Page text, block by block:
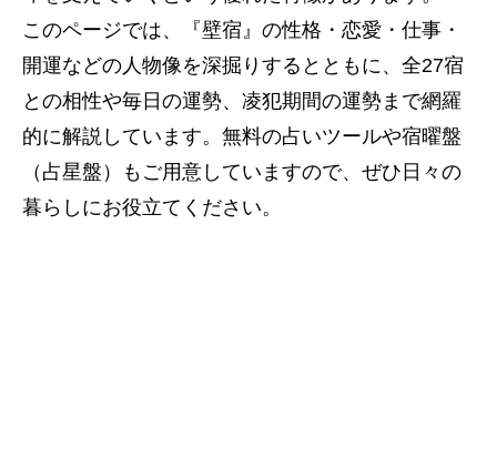
このページでは、『壁宿』の性格・恋愛・仕事・
開運などの人物像を深掘りするとともに、全27宿
との相性や毎日の運勢、凌犯期間の運勢まで網羅
的に解説しています。無料の占いツールや宿曜盤
（占星盤）もご用意していますので、ぜひ日々の
暮らしにお役立てください。